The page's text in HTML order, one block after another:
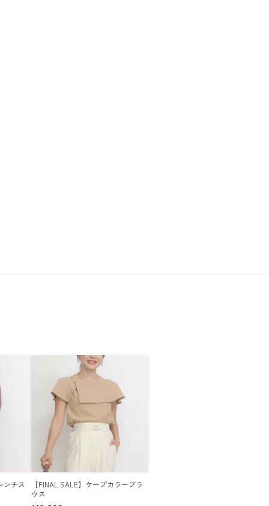
ンチス
【FINAL SALE】ケープカラーブラ
ウス